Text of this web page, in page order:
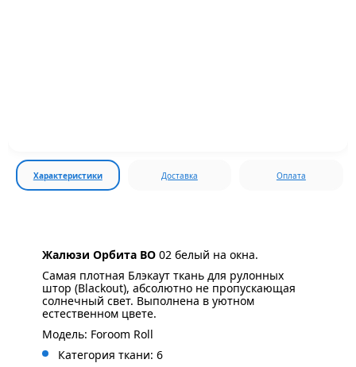
Характеристики Доставка Оплата
Жалюзи Орбита ВО 02 белый на окна.
Самая плотная Блэкаут ткань для рулонных
штор (Blackout), абсолютно не пропускающая
солнечный свет. Выполнена в уютном
естественном цвете.
Модель: Foroom Roll
Категория ткани: 6